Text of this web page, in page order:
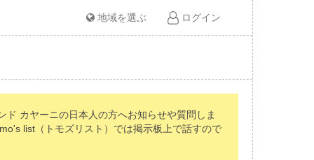
地域を選ぶ ログイン
カヤーニの日本人の方へお知らせや質問しま
list（トモズリスト）では掲示板上で話すので